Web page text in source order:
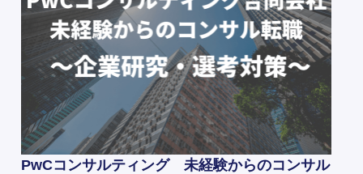
PwCコンサルティング 未経験からのコンサル